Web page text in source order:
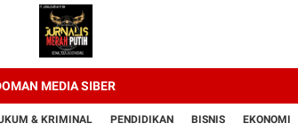
MEDIA SIBER
& KRIMINAL PENDIDIKAN BISNIS EKONOMI